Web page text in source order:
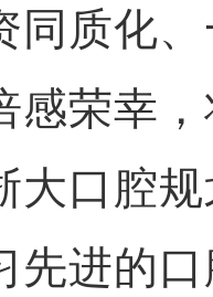
同质化
感荣幸
大口腔
先进的